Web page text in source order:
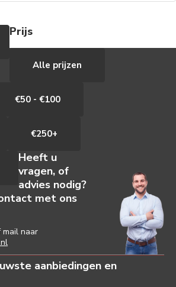
Prijs
Alle prijzen
€50 - €100
€250+
Heeft u
vragen, of
advies nodig?
met ons
mail naar
aanbiedingen en